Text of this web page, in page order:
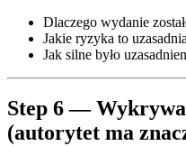
Dlaczego wydanie
Jakie ryzyka to
Jak silne było
Step 6 —
(autorytet ma